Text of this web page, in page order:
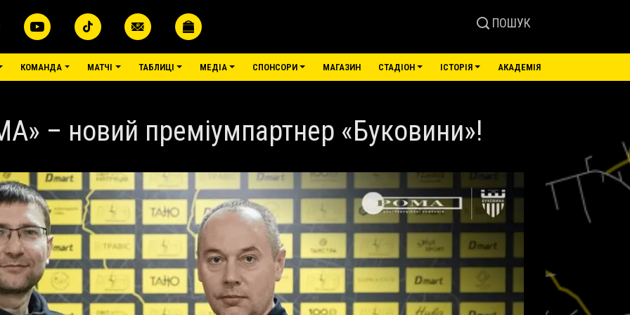
ПОШУК
КОМАНДА МАТЧІ ТАБЛИЦІ МЕДІА СПОНСОРИ МАГАЗИН СТАДІОН ІСТОРІЯ АКАДЕМІЯ
– новий преміумпартнер «Буковини»!